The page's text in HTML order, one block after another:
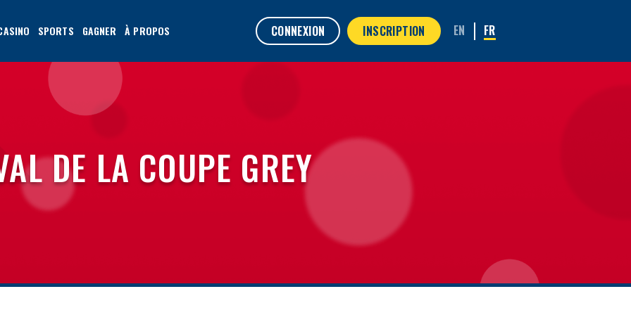
SPORTS GAGNER À PROPOS CONNEXION INSCRIPTION
DE LA COUPE GREY